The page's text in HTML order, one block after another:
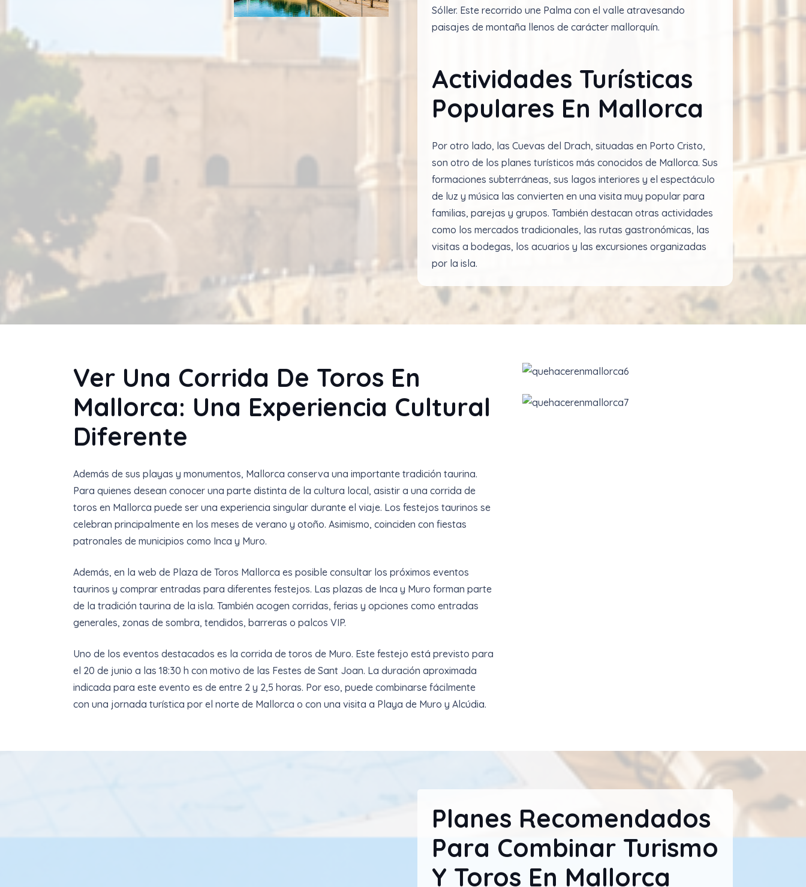
Sóller. Este recorrido une Palma con el valle atravesando
paisajes de montaña llenos de carácter mallorquín.
Actividades Turísticas
Populares En Mallorca
Por otro lado, las Cuevas del Drach, situadas en Porto Cristo,
son otro de los planes turísticos más conocidos de Mallorca. Sus
formaciones subterráneas, sus lagos interiores y el espectáculo
de luz y música las convierten en una visita muy popular para
familias, parejas y grupos. También destacan otras actividades
como los mercados tradicionales, las rutas gastronómicas, las
visitas a bodegas, los acuarios y las excursiones organizadas
por la isla.
Ver Una Corrida De Toros En
Mallorca: Una Experiencia Cultural
Diferente
Además de sus playas y monumentos, Mallorca conserva una importante tradición taurina.
Para quienes desean conocer una parte distinta de la cultura local, asistir a una corrida de
toros en Mallorca puede ser una experiencia singular durante el viaje. Los festejos taurinos se
celebran principalmente en los meses de verano y otoño. Asimismo, coinciden con fiestas
patronales de municipios como Inca y Muro.
Además, en la web de Plaza de Toros Mallorca es posible consultar los próximos eventos
taurinos y comprar entradas para diferentes festejos. Las plazas de Inca y Muro forman parte
de la tradición taurina de la isla. También acogen corridas, ferias y opciones como entradas
generales, zonas de sombra, tendidos, barreras o palcos VIP.
Uno de los eventos destacados es la corrida de toros de Muro. Este festejo está previsto para
el 20 de junio a las 18:30 h con motivo de las Festes de Sant Joan. La duración aproximada
indicada para este evento es de entre 2 y 2,5 horas. Por eso, puede combinarse fácilmente
con una jornada turística por el norte de Mallorca o con una visita a Playa de Muro y Alcúdia.
Planes Recomendados
Para Combinar Turismo
Y Toros En Mallorca